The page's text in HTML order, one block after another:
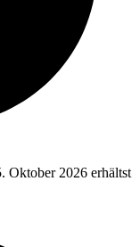
Oktober 2026 erhältst